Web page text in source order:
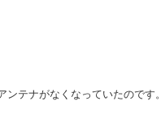
テナがなくなっていたのです。